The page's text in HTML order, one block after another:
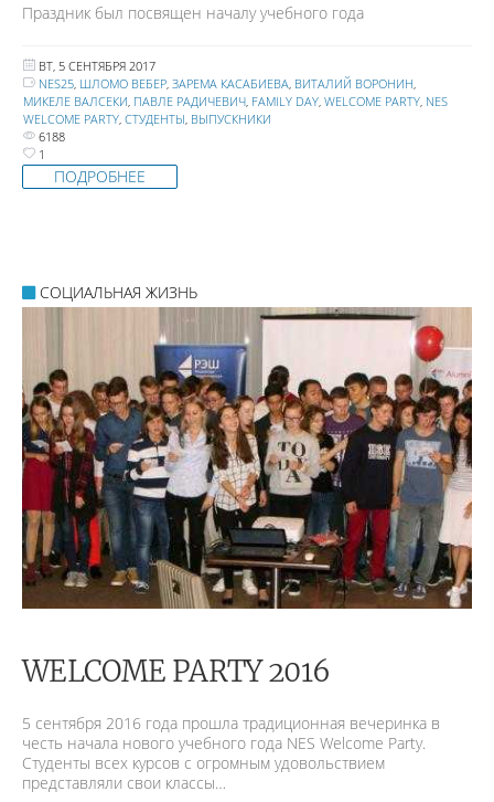
Праздник был посвящен началу учебного года
ВТ, 5 СЕНТЯБРЯ 2017
NES25 ШЛОМО ВЕБЕР ЗАРЕМА КАСАБИЕВА ВИТАЛИЙ ВОРОНИН
МИКЕЛЕ ВАЛСЕКИ ПАВЛЕ РАДИЧЕВИЧ FAMILY DAY WELCOME PARTY NES
WELCOME PARTY СТУДЕНТЫ ВЫПУСКНИКИ
6188
1
ПОДРОБНЕЕ
СОЦИАЛЬНАЯ ЖИЗНЬ
WELCOME PARTY 2016
5 сентября 2016 года прошла традиционная вечеринка в
честь начала нового учебного года NES Welcome Party.
Студенты всех курсов с огромным удовольствием
представляли свои классы…